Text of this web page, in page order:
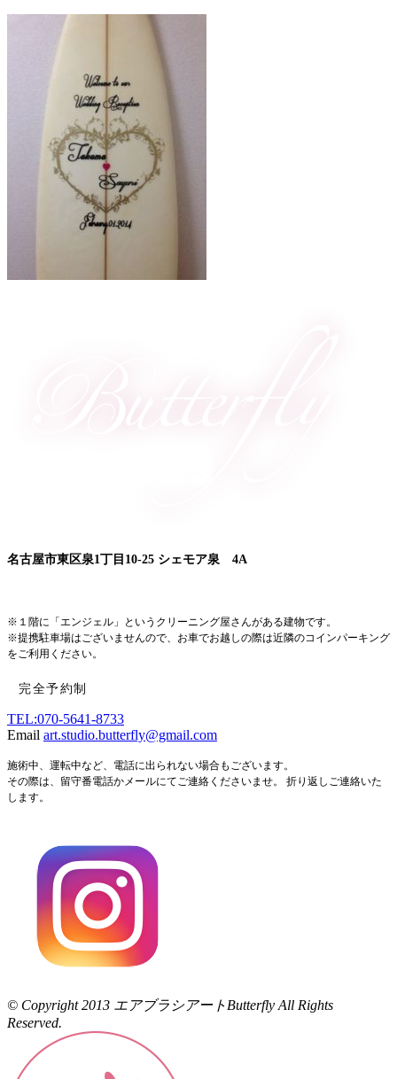
名古屋市東区泉1丁目10-25 シェモア泉 4A
※１階に「エンジェル」というクリーニング屋さんがある建物です。
※提携駐車場はございませんので、お車でお越しの際は近隣のコインパーキング
をご利用ください。
完全予約制
TEL:070-5641-8733
Email art.studio.butterfly@gmail.com
施術中、運転中など、電話に出られない場合もございます。
その際は、留守番電話かメールにてご連絡くださいませ。 折り返しご連絡いた
します。
© Copyright 2013 エアブラシアートButterfly All Rights
Reserved.